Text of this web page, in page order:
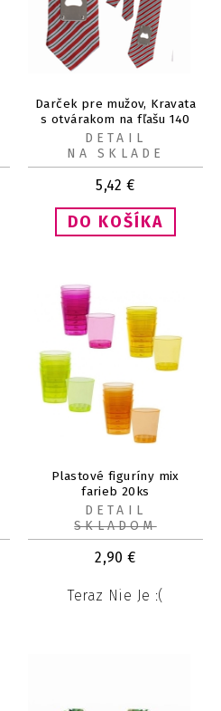
Darček pre mužov, Kravata
s otvárakom na fľašu 140
cm
5,42 €
DETAIL
NA SKLADE
Plastové figuríny mix
farieb 20ks
2,90 €
Teraz Nie Je :(
DETAIL
SKLADOM